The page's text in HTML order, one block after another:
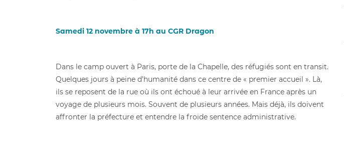
Samedi 12 novembre à 17h au CGR Dragon
Dans le camp ouvert à Paris, porte de la Chapelle, des réfugiés sont en transit.
Quelques jours à peine d’humanité dans ce centre de « premier accueil ». Là,
ils se reposent de la rue où ils ont échoué à leur arrivée en France après un
voyage de plusieurs mois. Souvent de plusieurs années. Mais déjà, ils doivent
affronter la préfecture et entendre la froide sentence administrative.